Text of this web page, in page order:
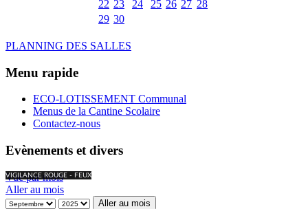
22 23 24 25 26 27 28
29 30
PLANNING DES SALLES
Menu rapide
ECO-LOTISSEMENT Communal
Menus de la Cantine Scolaire
Contactez-nous
Evènements et divers
VIGILANCE ROUGE - FEUX
Vue par mois
Aller au mois
Aller au mois